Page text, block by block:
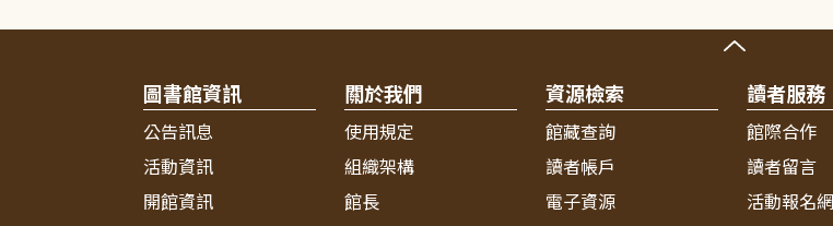
圖書館資訊
公告訊息
活動資訊
開館資訊
關於我們
使用規定
組織架構
館長
資源檢索
館藏查詢
讀者帳戶
電子資源
讀者服務
館際合作
讀者留言
活動報名網